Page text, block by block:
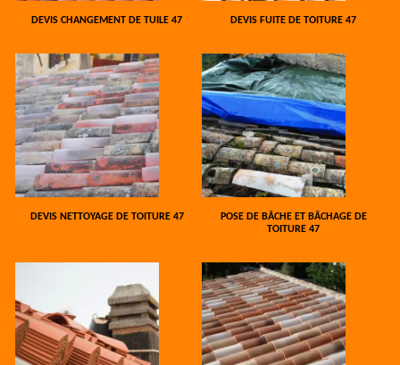
DEVIS CHANGEMENT DE TUILE 47 DEVIS FUITE DE TOITURE 47
DEVIS NETTOYAGE DE TOITURE 47
POSE DE BÂCHE ET BÂCHAGE DE
TOITURE 47